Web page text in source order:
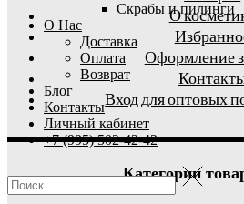
Скрабы и пилинги
О Нас
Доставка
Оплата
Возврат
Блог
Контакты
Личный кабинет
+7 (995) 502-42-42
О
Оформление
Вход для оптовых
Категории